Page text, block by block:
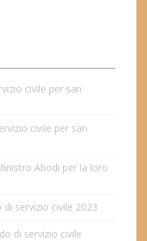
civile per san
civile per san
Abodi per la loro
di servizio civile 2023
di servizio civile